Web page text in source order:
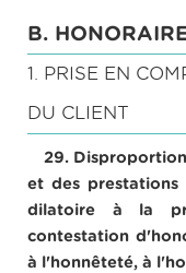
B.
1. PRISE EN
DU CLIENT
29.
et des prestations
dilatoire à la
contestation
à l'honnêteté, à